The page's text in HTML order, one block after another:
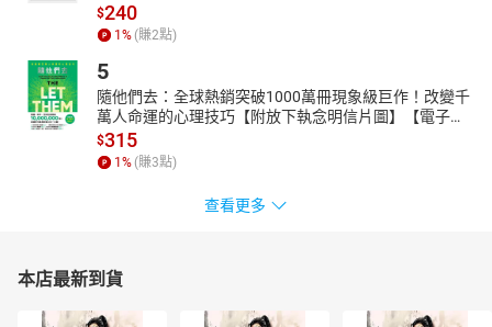
$240
1 % (賺2點)
5
隨他們去：全球熱銷突破1000萬冊現象級巨作！改變千
萬人命運的心理技巧【附放下執念明信片圖】【電子
書】
$315
1 % (賺3點)
查看更多
本店最新到貨